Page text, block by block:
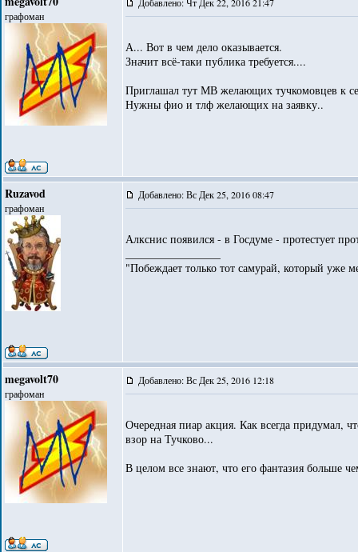
графоман
А... Вот в чем дело оказывается.
Значит всё-таки публика требуется....
Приглашал тут МВ желающих тучкомовцев к
Нужны фио и тлф желающих на заявку..
Ruzavod
графоман
Добавлено: Вс Дек 25, 2016 08:47
Алкснис появился - в Госдуме - протестует
"Побеждает только тот самурай, который уже
megavolt70
графоман
Добавлено: Вс Дек 25, 2016 12:18
Очередная пиар акция. Как всегда придумал,
взор на Тучково...
В целом все знают, что его фантазия больше